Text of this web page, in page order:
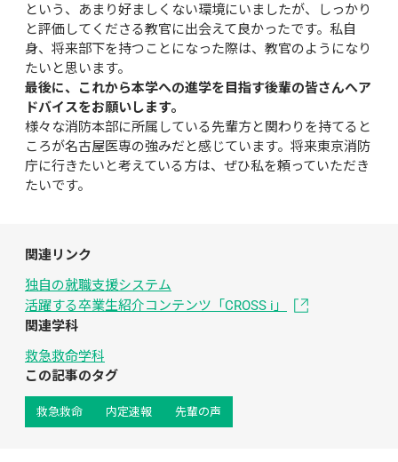
という、あまり好ましくない環境にいましたが、しっかり
と評価してくださる教官に出会えて良かったです。私自
身、将来部下を持つことになった際は、教官のようになり
たいと思います。
最後に、これから本学への進学を目指す後輩の皆さんへア
ドバイスをお願いします。
様々な消防本部に所属している先輩方と関わりを持てると
ころが名古屋医専の強みだと感じています。将来東京消防
庁に行きたいと考えている方は、ぜひ私を頼っていただき
たいです。
関連リンク
独自の就職支援システム
活躍する卒業生紹介コンテンツ「CROSS i」
関連学科
救急救命学科
この記事のタグ
救急救命 内定速報 先輩の声